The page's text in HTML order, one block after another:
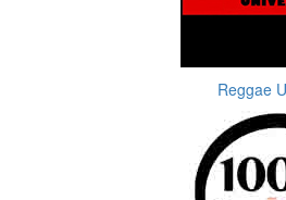
Reggae